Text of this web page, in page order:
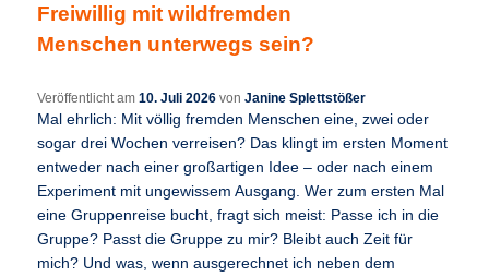
Freiwillig mit wildfremden
Menschen unterwegs sein?
Veröffentlicht am10. Juli 2026 vonJanine Splettstößer
Mal ehrlich: Mit völlig fremden Menschen eine, zwei oder
sogar drei Wochen verreisen? Das klingt im ersten Moment
entweder nach einer großartigen Idee – oder nach einem
Experiment mit ungewissem Ausgang. Wer zum ersten Mal
eine Gruppenreise bucht, fragt sich meist: Passe ich in die
Gruppe? Passt die Gruppe zu mir? Bleibt auch Zeit für
mich? Und was, wenn ausgerechnet ich neben dem